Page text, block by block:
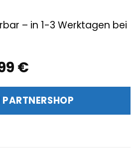
€
€Aktueller
ist:
19,99 €.
– in 1-3 Werktagen bei